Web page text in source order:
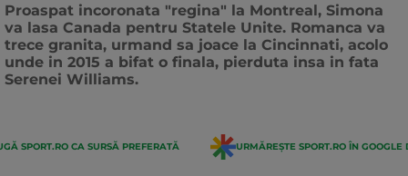
Proaspat incoronata "regina" la Montreal, Simona
va lasa Canada pentru Statele Unite. Romanca va
trece granita, urmand sa joace la Cincinnati, acolo
unde in 2015 a bifat o finala, pierduta insa in fata
Serenei Williams.
SPORT.RO CA SURSĂ PREFERATĂ URMĂREȘTE SPORT.RO ÎN GOOGLE